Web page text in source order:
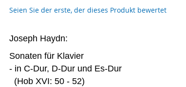
Seien Sie der erste, der dieses Produkt bewertet
Joseph Haydn:
Sonaten für Klavier
- in C-Dur, D-Dur und Es-Dur
(Hob XVI: 50 - 52)